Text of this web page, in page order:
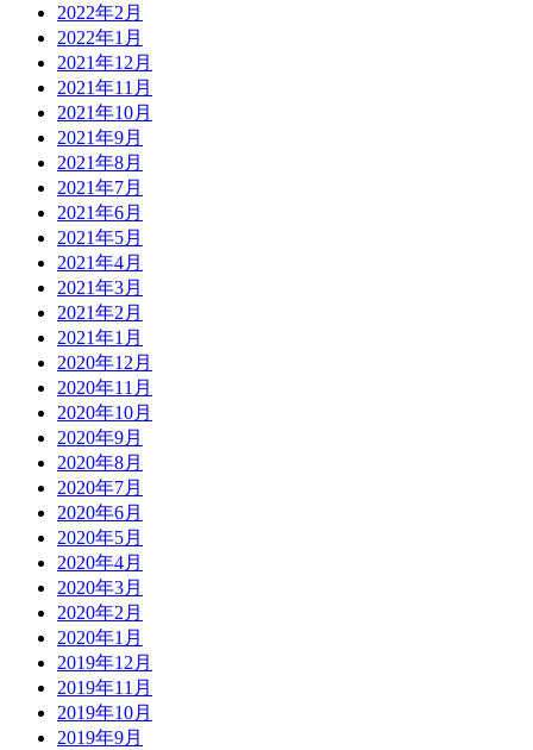
2022年2月
2022年1月
2021年12月
2021年11月
2021年10月
2021年9月
2021年8月
2021年7月
2021年6月
2021年5月
2021年4月
2021年3月
2021年2月
2021年1月
2020年12月
2020年11月
2020年10月
2020年9月
2020年8月
2020年7月
2020年6月
2020年5月
2020年4月
2020年3月
2020年2月
2020年1月
2019年12月
2019年11月
2019年10月
2019年9月